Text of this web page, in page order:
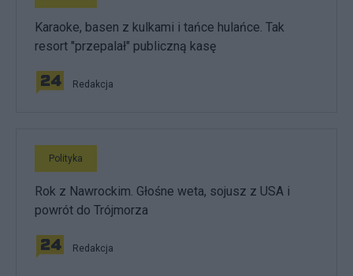
Karaoke, basen z kulkami i tańce hulańce. Tak
resort "przepalał" publiczną kasę
Redakcja
Polityka
Rok z Nawrockim. Głośne weta, sojusz z USA i
powrót do Trójmorza
Redakcja